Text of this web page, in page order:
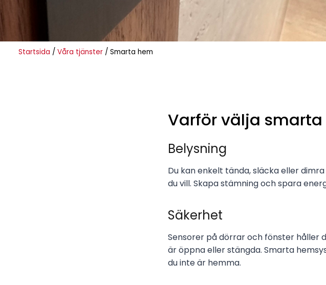
Startsida /Våra tjänster /Smarta hem
Varför välja smarta
Belysning
Du kan enkelt tända, släcka eller
du vill. Skapa stämning och spara
Säkerhet
Sensorer på dörrar och fönster håller
är öppna eller stängda. Smarta
du inte är hemma.